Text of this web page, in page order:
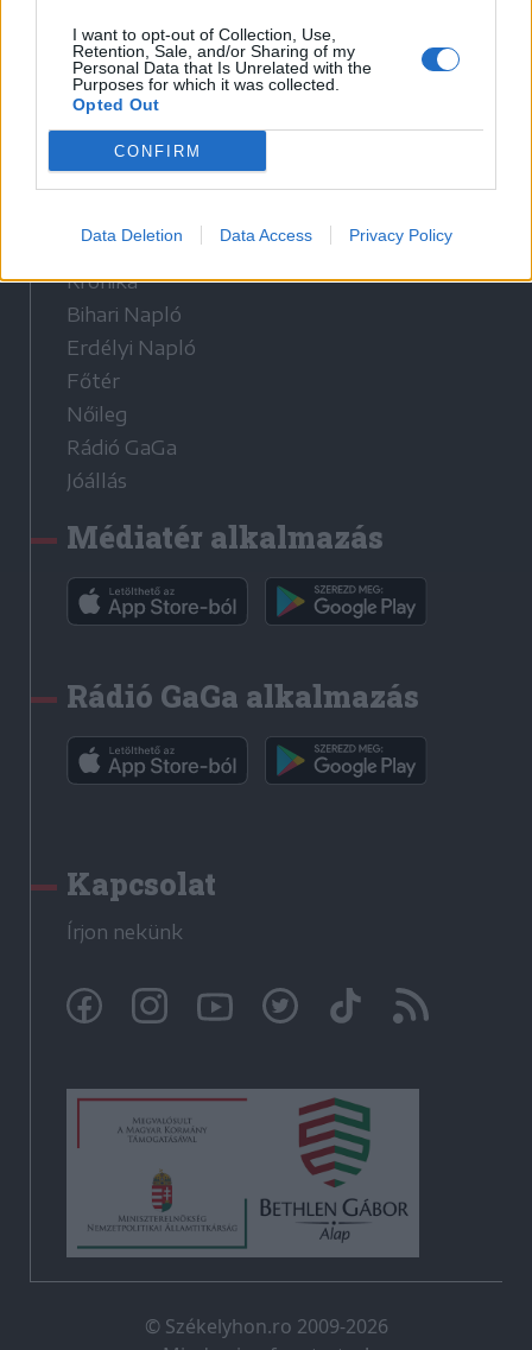
I want to opt-out of Collection, Use,
Retention, Sale, and/or Sharing of my
Personal Data that Is Unrelated with the
Purposes for which it was collected.
Opted Out
CONFIRM
Data Deletion Data Access Privacy Policy
Látogatottsági adatok
Sütibeállítások
Médiatér
Liget
Krónika
Bihari Napló
Erdélyi Napló
Főtér
Nőileg
Rádió GaGa
Jóállás
Médiatér alkalmazás
Rádió GaGa alkalmazás
Kapcsolat
Írjon nekünk
© Székelyhon.ro 2009-2026